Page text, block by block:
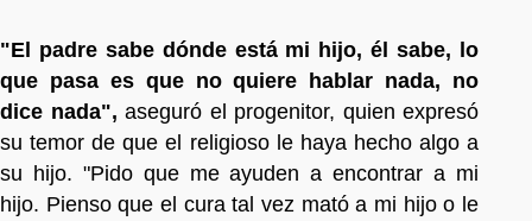
"El padre sabe dónde está mi hijo, él sabe, lo
que pasa es que no quiere hablar nada, no
dice nada", aseguró el progenitor, quien expresó
su temor de que el religioso le haya hecho algo a
su hijo. "Pido que me ayuden a encontrar a mi
hijo. Pienso que el cura tal vez mató a mi hijo o le